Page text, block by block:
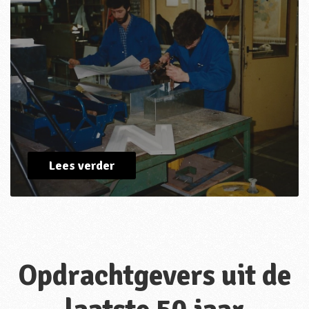
Lees verder
Opdrachtgevers uit de